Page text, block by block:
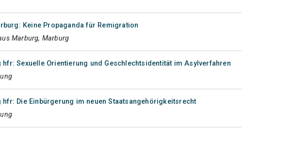
Keine Propaganda für Remigration
Marburg, Marburg
hfr: Sexuelle Orientierung und Geschlechtsidentität im Asylverfahren
hfr: Die Einbürgerung im neuen Staatsangehörigkeitsrecht